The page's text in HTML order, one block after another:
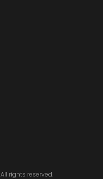
All rights reserved.